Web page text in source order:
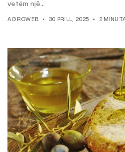
vetëm një...
AGROWEB 30 PRILL, 2025 2